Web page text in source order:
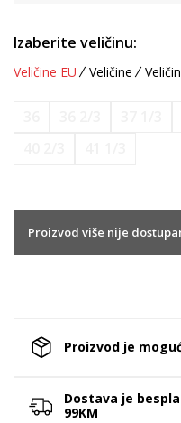
Izaberite veličinu:
Veličine EU Veličine
Proizvod više nije
Proizvod je
Dostava je
99KM